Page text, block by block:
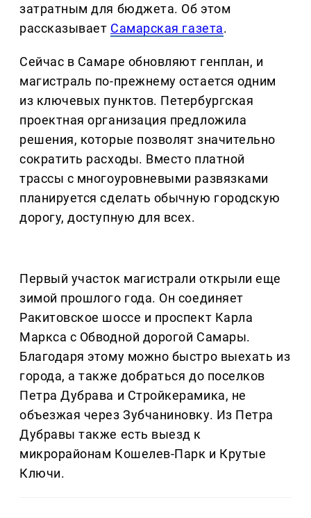
затратным для бюджета. Об этом
рассказывает Самарская газета.
Сейчас в Самаре обновляют генплан, и
магистраль по-прежнему остается одним
из ключевых пунктов. Петербургская
проектная организация предложила
решения, которые позволят значительно
сократить расходы. Вместо платной
трассы с многоуровневыми развязками
планируется сделать обычную городскую
дорогу, доступную для всех.
Первый участок магистрали открыли еще
зимой прошлого года. Он соединяет
Ракитовское шоссе и проспект Карла
Маркса с Обводной дорогой Самары.
Благодаря этому можно быстро выехать из
города, а также добраться до поселков
Петра Дубрава и Стройкерамика, не
объезжая через Зубчаниновку. Из Петра
Дубравы также есть выезд к
микрорайонам Кошелев-Парк и Крутые
Ключи.